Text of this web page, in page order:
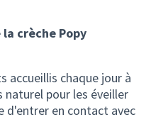
crèche Popy
accueillis chaque jour à
naturel pour les éveiller
d'entrer en contact avec